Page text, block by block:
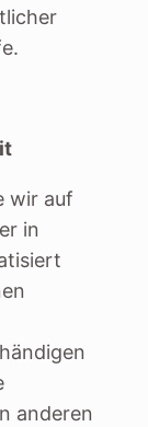
wir auf
in
anderen